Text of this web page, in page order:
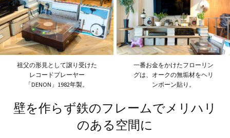
祖父の形見として譲り受けた
レコードプレーヤー
「DENON」1982年製。
一番お金をかけたフローリン
グは、オークの無垢材をヘリ
ンボーン貼り。
壁を作らず鉄のフレームでメリハリ
のある空間に